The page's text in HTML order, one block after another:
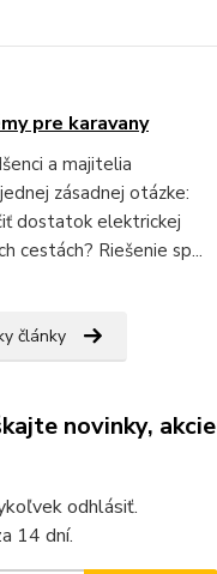
pre karavany
a majitelia
zásadnej otázke:
dostatok elektrickej
cestách? Riešenie sp...
články
novinky, akcie
odhlásiť.
14 dní.